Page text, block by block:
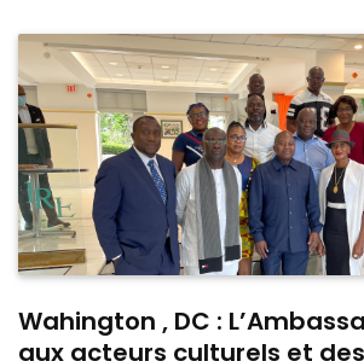
Wahington , DC :
aux acteurs culturels et